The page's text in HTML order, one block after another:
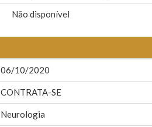
Não disponível
06/10/2020
CONTRATA-SE
Neurologia